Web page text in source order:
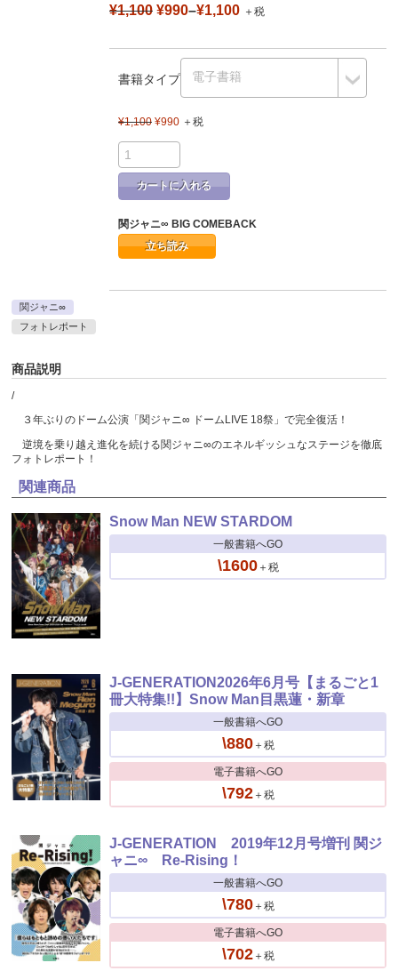
¥1,100 ¥990–¥1,100 ＋税
書籍タイプ
¥1,100 ¥990 ＋税
カートに入れる
関ジャニ∞ BIG COMEBACK
立ち読み
関ジャニ∞
フォトレポート
商品説明
/
３年ぶりのドーム公演「関ジャニ∞ ドームLIVE 18祭」で完全復活！
逆境を乗り越え進化を続ける関ジャニ∞のエネルギッシュなステージを徹底
フォトレポート！
関連商品
Snow Man NEW STARDOM
一般書籍へGO
\1600＋税
J-GENERATION2026年6月号【まるごと1
冊大特集!!】Snow Man目黒蓮・新章
一般書籍へGO
\880＋税
電子書籍へGO
\792＋税
J-GENERATION 2019年12月号増刊 関ジ
ャニ∞ Re-Rising！
一般書籍へGO
\780＋税
電子書籍へGO
\702＋税